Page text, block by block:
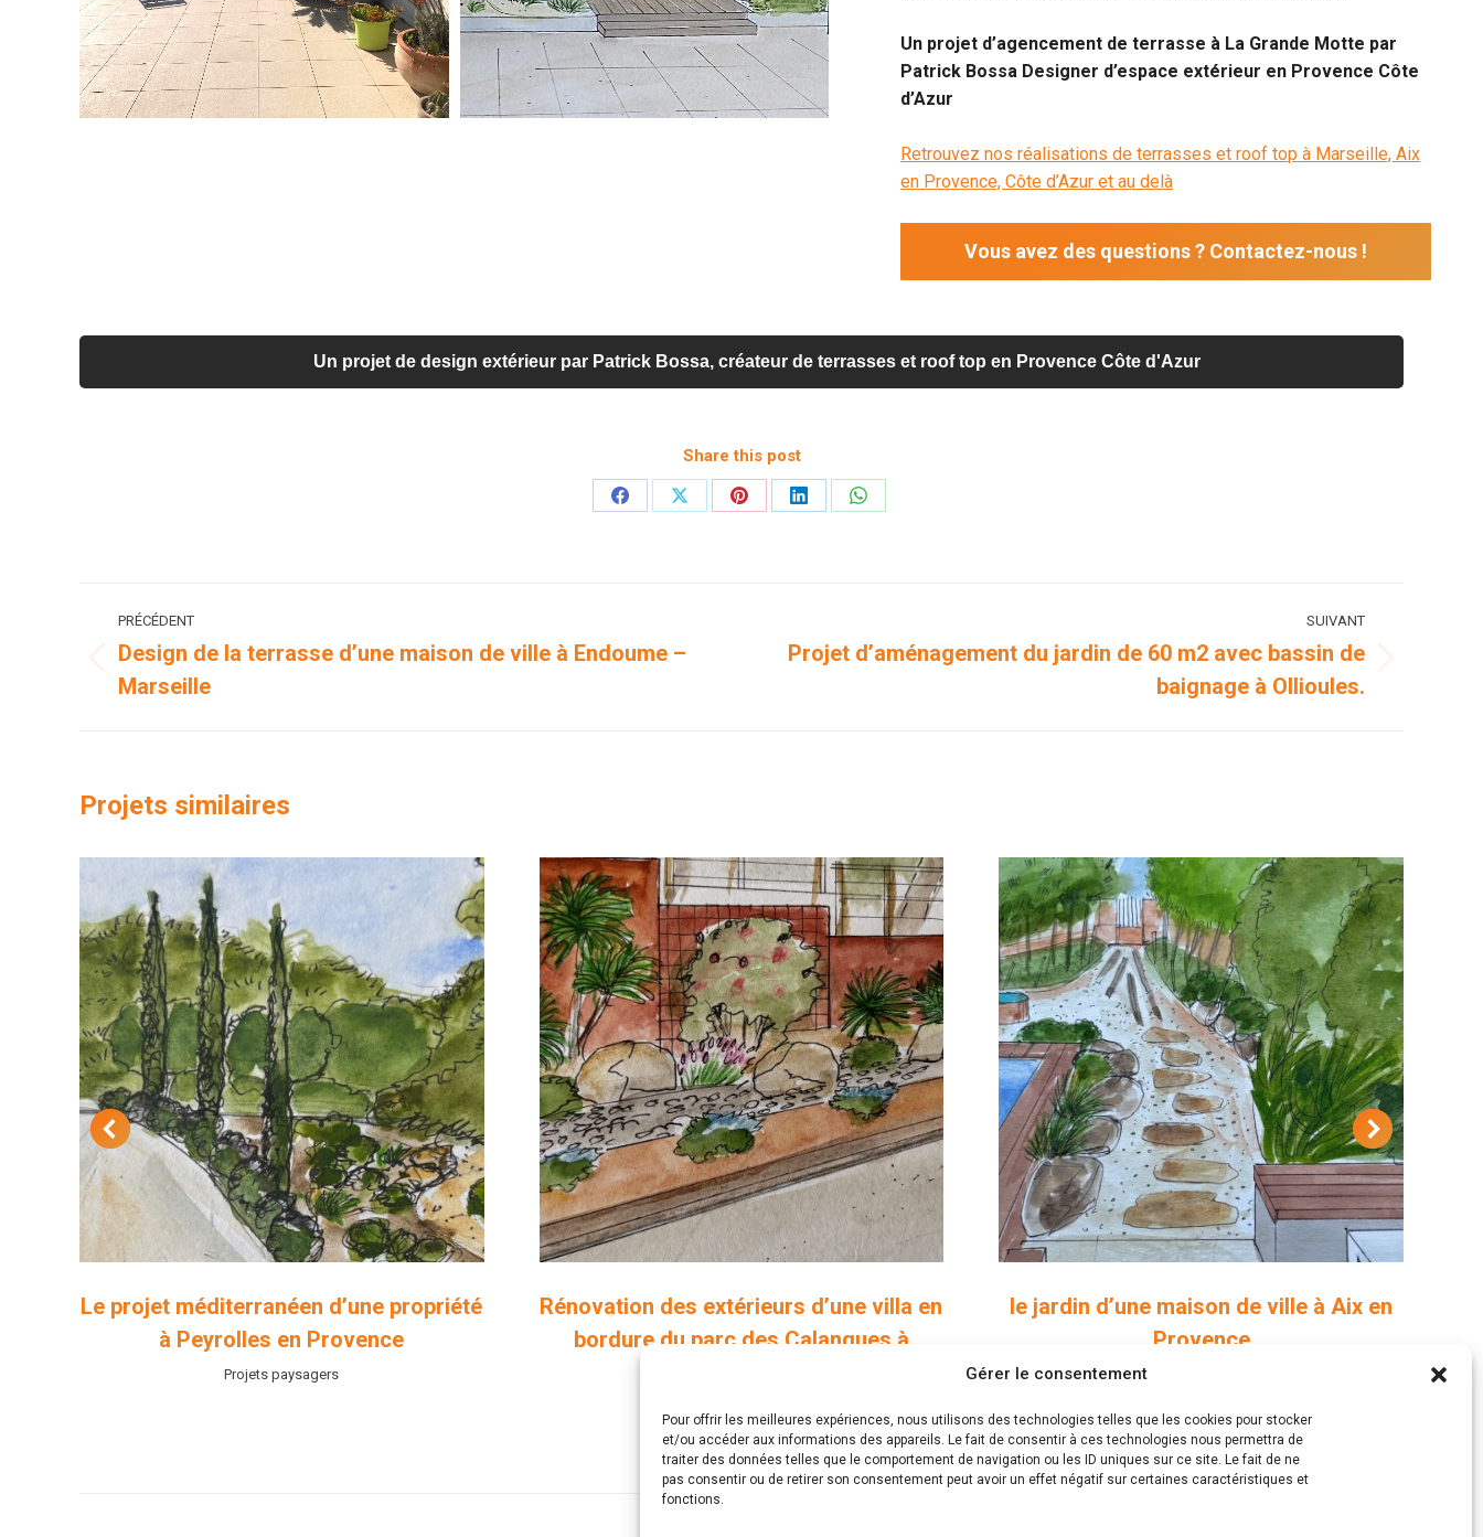
Gérer le consentement
Pour offrir les meilleures expériences, nous utilisons des technologies telles que les cookies pour stocker
et/ou accéder aux informations des appareils. Le fait de consentir à ces technologies nous permettra de
traiter des données telles que le comportement de navigation ou les ID uniques sur ce site. Le fait de ne
pas consentir ou de retirer son consentement peut avoir un effet négatif sur certaines caractéristiques et
fonctions.
Un projet d’agencement de terrasse à La Grande Motte par
Patrick Bossa Designer d’espace extérieur en Provence Côte
d’Azur
Retrouvez nos réalisations de terrasses et roof top à Marseille, Aix
en Provence, Côte d’Azur et au delà
Vous avez des questions ? Contactez-nous !
Un projet de design extérieur par Patrick Bossa, créateur de terrasses et roof top en Provence Côte d'Azur
Share this post
PartagerPartagerPartagerPartagerPartager
Navigation
de
commentaire
PRÉCÉDENT
Onglet
précédent
Design de la terrasse d’une maison de ville à Endoume –
Marseille
SUIVANT
Projets
Projet d’aménagement du jardin de 60 m2 avec bassin de
baignage à Ollioules.
Projets similaires
Le projet méditerranéen d’une propriété
à Peyrolles en Provence
Projets paysagers
Rénovation des extérieurs d’une villa en
bordure du parc des Calanques à
le jardin d’une maison de ville à Aix en
Provence
Projets paysagers